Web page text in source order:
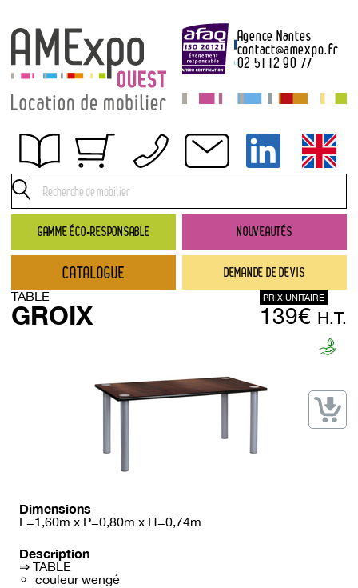
GAMME ÉCO-RESPONSABLE NOUVEAUTÉS
DEMANDE DE DEVIS
Agence Nantes
contact@amexpo.fr
02 51 12 90 77
Obtenir un devis
Conditions générales de location
Conditions de règlement
Contact
Catalogue
→ Nouveautés
→ Gamme éco-responsable
→ Noms / Références
Modélisation 2D/3D
CATALOGUE
TABLE
GROIX
PRIX UNITAIRE
139€ H.T.
Dimensions
L=1,60m x P=0,80m x H=0,74m
Description
⇒ TABLE
couleur wengé